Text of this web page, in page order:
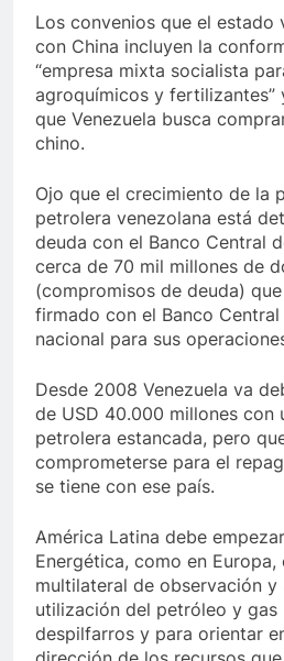
Los convenios que el estado
con China incluyen la
“empresa mixta socialista
agroquímicos y fertilizantes”
que Venezuela busca
chino.
Ojo que el crecimiento de la
petrolera venezolana está
deuda con el Banco Central
cerca de 70 mil millones de
(compromisos de deuda)
firmado con el Banco
nacional para sus
Desde 2008 Venezuela va
de USD 40.000 millones con
petrolera estancada, pero
comprometerse para el
se tiene con ese país.
América Latina debe
Energética, como en Europa,
multilateral de observación y
utilización del petróleo y gas
despilfarros y para orientar